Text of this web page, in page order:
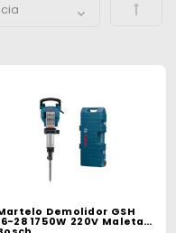
Demolidor GSH
28 1750W 220V Maleta